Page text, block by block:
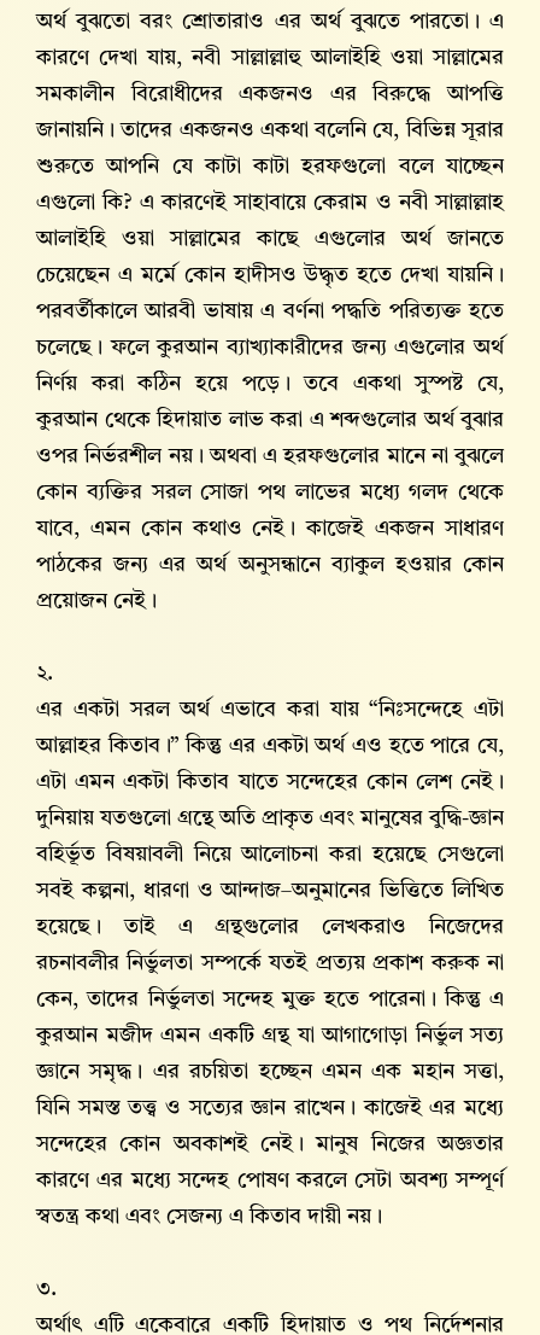
অর্থ বুঝতো বরং শ্রোতারাও এর অর্থ বুঝতে পারতো। এ
কারণে দেখা যায়, নবী সাল্লাল্লাহু আলাইহি ওয়া সাল্লামের
সমকালীন বিরোধীদের একজনও এর বিরুদ্ধে আপত্তি
জানায়নি। তাদের একজনও একথা বলেনি যে, বিভিন্ন সূরার
শুরুতে আপনি যে কাটা কাটা হরফগুলো বলে যাচ্ছেন
এগুলো কি? এ কারণেই সাহাবায়ে কেরাম ও নবী সাল্লাল্লাহ
আলাইহি ওয়া সাল্লামের কাছে এগুলোর অর্থ জানতে
চেয়েছেন এ মর্মে কোন হাদীসও উদ্ধৃত হতে দেখা যায়নি।
পরবর্তীকালে আরবী ভাষায় এ বর্ণনা পদ্ধতি পরিত্যক্ত হতে
চলেছে। ফলে কুরআন ব্যাখ্যাকারীদের জন্য এগুলোর অর্থ
নির্ণয় করা কঠিন হয়ে পড়ে। তবে একথা সুস্পষ্ট যে,
কুরআন থেকে হিদায়াত লাভ করা এ শব্দগুলোর অর্থ বুঝার
ওপর নির্ভরশীল নয়। অথবা এ হরফগুলোর মানে না বুঝলে
কোন ব্যক্তির সরল সোজা পথ লাভের মধ্যে গলদ থেকে
যাবে, এমন কোন কথাও নেই। কাজেই একজন সাধারণ
পাঠকের জন্য এর অর্থ অনুসন্ধানে ব্যাকুল হওয়ার কোন
প্রয়োজন নেই।
২.
এর একটা সরল অর্থ এভাবে করা যায় “নিঃসন্দেহে এটা
আল্লাহর কিতাব।” কিন্তু এর একটা অর্থ এও হতে পারে যে,
এটা এমন একটা কিতাব যাতে সন্দেহের কোন লেশ নেই।
দুনিয়ায় যতগুলো গ্রন্থে অতি প্রাকৃত এবং মানুষের বুদ্ধি-জ্ঞান
বহির্ভূত বিষয়াবলী নিয়ে আলোচনা করা হয়েছে সেগুলো
সবই কল্পনা, ধারণা ও আন্দাজ–অনুমানের ভিত্তিতে লিখিত
হয়েছে। তাই এ গ্রন্থগুলোর লেখকরাও নিজেদের
রচনাবলীর নির্ভুলতা সম্পর্কে যতই প্রত্যয় প্রকাশ করুক না
কেন, তাদের নির্ভুলতা সন্দেহ মুক্ত হতে পারেনা। কিন্তু এ
কুরআন মজীদ এমন একটি গ্রন্থ যা আগাগোড়া নির্ভুল সত্য
জ্ঞানে সমৃদ্ধ। এর রচয়িতা হচ্ছেন এমন এক মহান সত্তা,
যিনি সমস্ত তত্ত্ব ও সত্যের জ্ঞান রাখেন। কাজেই এর মধ্যে
সন্দেহের কোন অবকাশই নেই। মানুষ নিজের অজ্ঞতার
কারণে এর মধ্যে সন্দেহ পোষণ করলে সেটা অবশ্য সম্পূর্ণ
স্বতন্ত্র কথা এবং সেজন্য এ কিতাব দায়ী নয়।
৩.
অর্থাৎ এটি একেবারে একটি হিদায়াত ও পথ নির্দেশনার